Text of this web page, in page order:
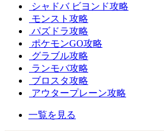
シャドバ ビヨンド攻略
モンスト攻略
パズドラ攻略
ポケモンGO攻略
グラブル攻略
ランモバ攻略
ブロスタ攻略
アウタープレーン攻略
一覧を見る